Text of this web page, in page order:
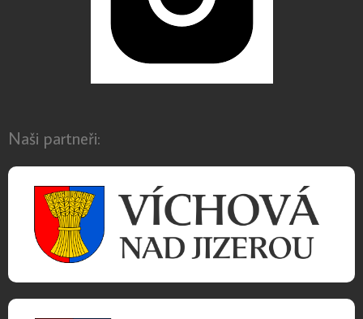
Naši partneři: